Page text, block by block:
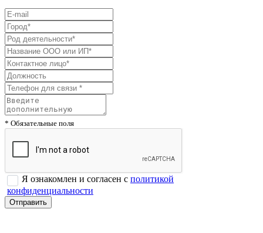
* Обязательные поля
Я ознакомлен и согласен с политикой
конфиденциальности